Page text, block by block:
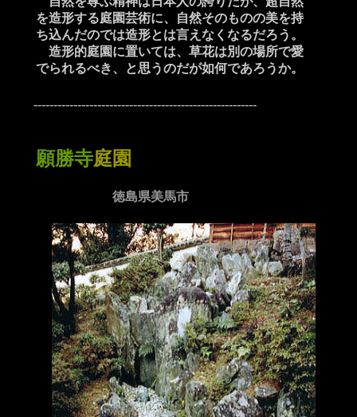
を造形する庭園芸術に、自然そのものの美を持
ち込んだのでは造形とは言えなくなるだろう。
造形的庭園に置いては、草花は別の場所で愛
でられるべき、と思うのだが如何であろうか。
--------------------------------------------------------
願勝寺庭園
徳島県美馬市